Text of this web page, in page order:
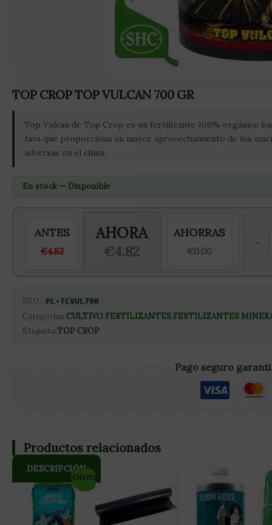
TOP CROP TOP VULCAN 700 GR
Top Vulcan de Top Crop es un fertilizante 100% orgánico
Java que proporciona un mayor aprovechamiento de los
adversas en el clima.
En stock — Disponible
ANTES
€4.82
AHORA
€4.82
AHORRAS
€0.00
-
SKU: PL-TCVUL700
Categorías:CULTIVO,FERTILIZANTES,FERTILIZANTES
Etiqueta:TOP CROP
Pago seguro
DESCRIPCIÓN
Top Vulcan de Top Crop es un fertilizante 100% orgánico
Java que proporciona un mayor aprovechamiento de los
Productos relacionados
¡Oferta!